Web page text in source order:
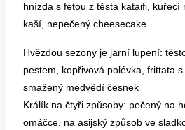
Toprecepty.cz
hnízda s fetou z těsta kataifi, kuřecí
kaší, nepečený cheesecake
Hvězdou sezony je jarní lupení:
pestem, kopřivová polévka, frittata
smažený medvědí česnek
Králík na čtyři způsoby: pečený na
omáčce, na asijský způsob ve